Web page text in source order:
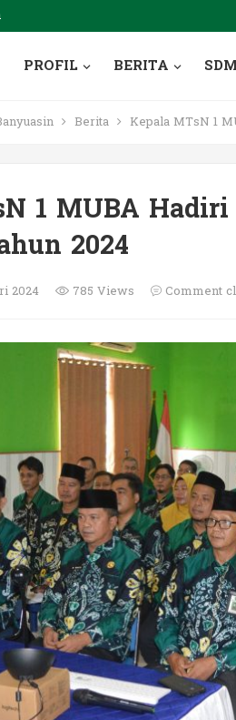
PROFIL BERITA SDM
Berita Kepala MTsN 1
1 MUBA
2024
2024 785 Views Comment